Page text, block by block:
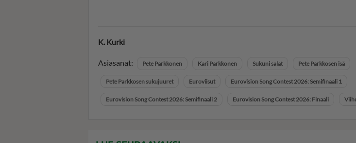
K. Kurki
Asiasanat: Pete Parkkonen Kari Parkkonen Sukuni salat Pete Parkkosen isä
Pete Parkkosen sukujuuret Euroviisut Eurovision Song Contest 2026: Semifinaali 1
Eurovision Song Contest 2026: Semifinaali 2 Eurovision Song Contest 2026: Finaali